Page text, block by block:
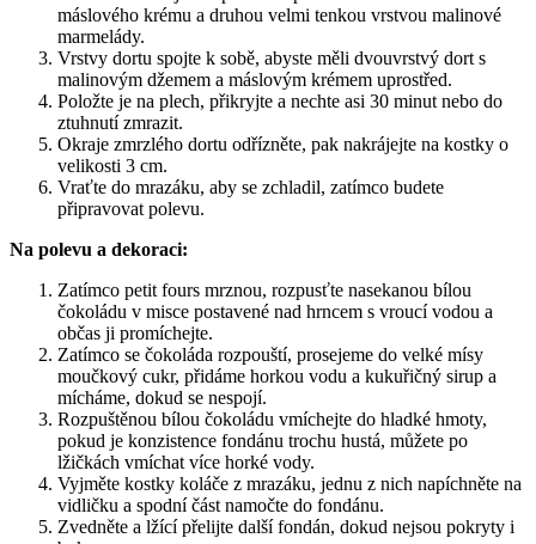
máslového krému a druhou velmi tenkou vrstvou malinové
marmelády.
Vrstvy dortu spojte k sobě, abyste měli dvouvrstvý dort s
malinovým džemem a máslovým krémem uprostřed.
Položte je na plech, přikryjte a nechte asi 30 minut nebo do
ztuhnutí zmrazit.
Okraje zmrzlého dortu odřízněte, pak nakrájejte na kostky o
velikosti 3 cm.
Vraťte do mrazáku, aby se zchladil, zatímco budete
připravovat polevu.
Na polevu a dekoraci:
Zatímco petit fours mrznou, rozpusťte nasekanou bílou
čokoládu v misce postavené nad hrncem s vroucí vodou a
občas ji promíchejte.
Zatímco se čokoláda rozpouští, prosejeme do velké mísy
moučkový cukr, přidáme horkou vodu a kukuřičný sirup a
mícháme, dokud se nespojí.
Rozpuštěnou bílou čokoládu vmíchejte do hladké hmoty,
pokud je konzistence fondánu trochu hustá, můžete po
lžičkách vmíchat více horké vody.
Vyjměte kostky koláče z mrazáku, jednu z nich napíchněte na
vidličku a spodní část namočte do fondánu.
Zvedněte a lžící přelijte další fondán, dokud nejsou pokryty i